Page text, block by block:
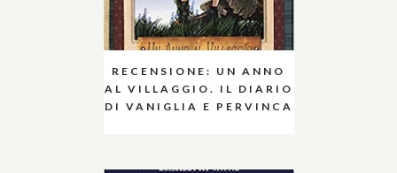
RECENSIONE: UN ANNO
AL VILLAGGIO. IL DIARIO
DI VANIGLIA E PERVINCA